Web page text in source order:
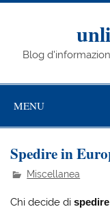
Skip
Blog
MENU
Spedire in
Miscellanea
Chi decide di